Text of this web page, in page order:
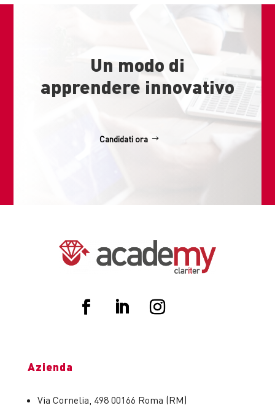
Un modo di
apprendere innovativo
Candidati ora
Azienda
Via Cornelia, 498 00166 Roma (RM)